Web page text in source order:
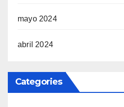
mayo 2024
abril 2024
Categories